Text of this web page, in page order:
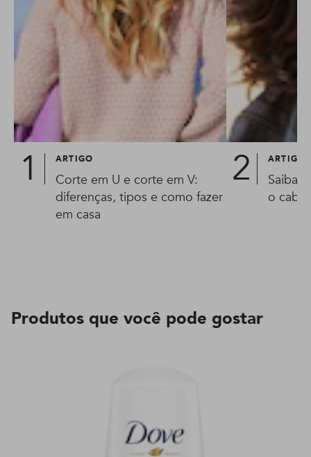
ARTIGO
Corte em U e corte em V:
diferenças, tipos e como fazer
em casa
ARTIGO
Saiba
o
Produtos que você pode gostar